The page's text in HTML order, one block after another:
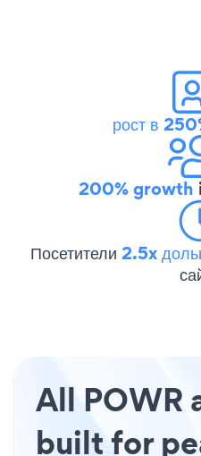
рост в
200% growth
Посетители 2.5x
All POWR
built for